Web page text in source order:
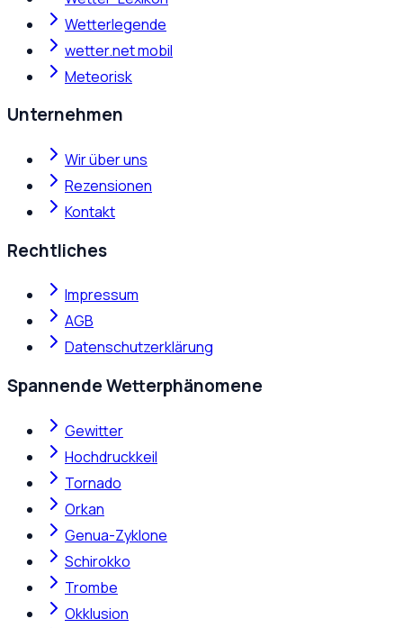
Wetterlegende
wetter.net mobil
Meteorisk
Unternehmen
Wir über uns
Rezensionen
Kontakt
Rechtliches
Impressum
AGB
Datenschutzerklärung
Spannende Wetterphänomene
Gewitter
Hochdruckkeil
Tornado
Orkan
Genua-Zyklone
Schirokko
Trombe
Okklusion